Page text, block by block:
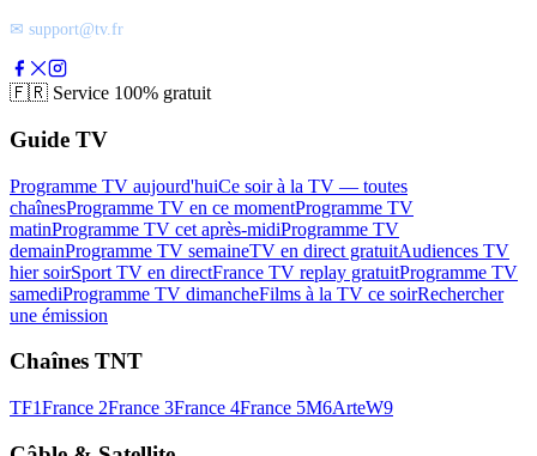
✉ support@tv.fr
🇫🇷 Service 100% gratuit
Guide TV
Programme TV aujourd'huiCe soir à la TV — toutes
chaînesProgramme TV en ce momentProgramme TV
matinProgramme TV cet après-midiProgramme TV
demainProgramme TV semaineTV en direct gratuitAudiences TV
hier soirSport TV en directFrance TV replay gratuitProgramme TV
samediProgramme TV dimancheFilms à la TV ce soirRechercher
une émission
Chaînes TNT
TF1France 2France 3France 4France 5M6ArteW9